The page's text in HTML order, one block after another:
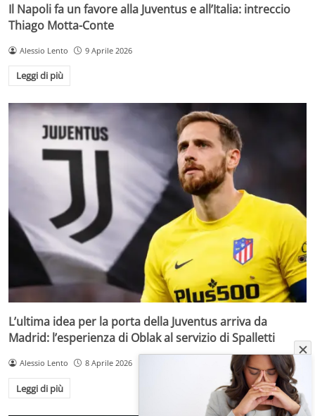
Il Napoli fa un favore alla Juventus e all’Italia: intreccio
Thiago Motta-Conte
Alessio Lento 9 Aprile 2026
Leggi di più
L’ultima idea per la porta della Juventus arriva da
Madrid: l’esperienza di Oblak al servizio di Spalletti
Alessio Lento 8 Aprile 2026
Leggi di più